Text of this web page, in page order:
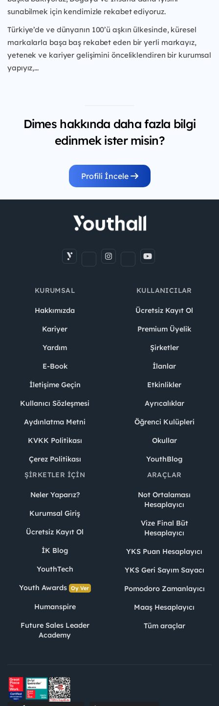
sunabilmek için kendimizle rekabet ediyoruz.
Türkiye’de ve dünyanın 100’ü aşkın ülkesinde, küresel
markalarla başa baş rekabet eden bir yerli markayız,
yetenek ve kariyer gelişimini önceliklendiren bir kurumsal
yapıyız,...
Dimes hakkında daha fazla bilgi
edinmek ister misin?
Profili İncele
KURUMSAL
Hakkımızda
Kariyer
Yardım
E-Book
İletişime Geçin
Kullanıcı Sözleşmesi
Aydınlatma Metni
KVKK Politikası
Çerez Politikası
KULLANICILAR
Ücretsiz Kayıt Ol
Premium Üyelik
Şirketler
İlanlar
Etkinlikler
Ayrıcalıklar
Öğrenci Kulüpleri
Okullar
YouthBlog
ŞIRKETLER İÇIN
Neler Yaparız?
Kurumsal Giriş
Ücretsiz Kayıt Ol
İK Blog
YouthTech
Youth Awards Oy Ver
Humanspire
Future Sales Leader
Academy
ARAÇLAR
Not Ortalaması
Hesaplayıcı
Vize Final Büt
Hesaplayıcı
YKS Puan Hesaplayıcı
YKS Geri Sayım Sayacı
Pomodoro Zamanlayıcı
Maaş Hesaplayıcı
Tüm araçlar